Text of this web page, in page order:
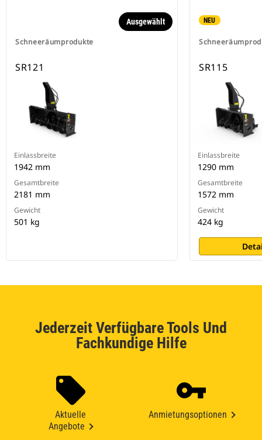
Schneeräumprodukte
Ausgewählt
SR121
Einlassbreite
1942 mm
Gesamtbreite
2181 mm
Gewicht
501 kg
NEU
SR115
Einlassbreite
1290 mm
Gesamtbreite
1572 mm
Gewicht
424 kg
Jederzeit Verfügbare Tools Und
Fachkundige Hilfe
Aktuelle
Angebote
Anmietungsoptionen